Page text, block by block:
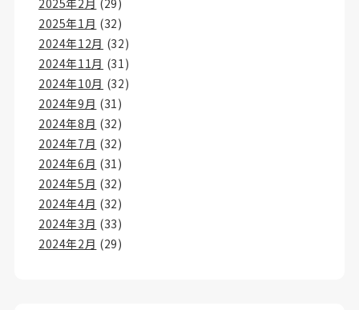
2025年2月 (29)
2025年1月 (32)
2024年12月 (32)
2024年11月 (31)
2024年10月 (32)
2024年9月 (31)
2024年8月 (32)
2024年7月 (32)
2024年6月 (31)
2024年5月 (32)
2024年4月 (32)
2024年3月 (33)
2024年2月 (29)